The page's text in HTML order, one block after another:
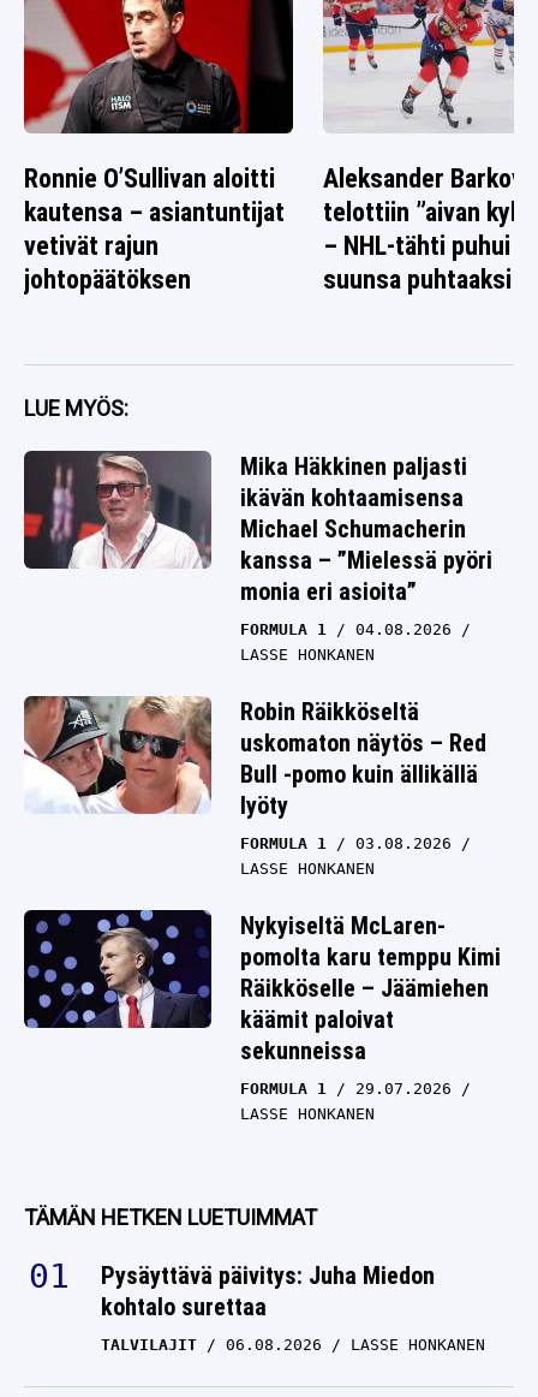
Ronnie O’Sullivan aloitti
kautensa – asiantuntijat
vetivät rajun
johtopäätöksen
Aleksander Barkov
telottiin ”aivan
– NHL-tähti puhui
suunsa puhtaaksi
LUE MYÖS:
Mika Häkkinen paljasti
ikävän kohtaamisensa
Michael Schumacherin
kanssa – ”Mielessä pyöri
monia eri asioita”
FORMULA 1
04.08.2026
LASSE HONKANEN
Robin Räikköseltä
uskomaton näytös – Red
Bull -pomo kuin ällikällä
lyöty
FORMULA 1
03.08.2026
LASSE HONKANEN
Nykyiseltä McLaren-
pomolta karu temppu Kimi
Räikköselle – Jäämiehen
käämit paloivat
sekunneissa
FORMULA 1
29.07.2026
LASSE HONKANEN
TÄMÄN HETKEN LUETUIMMAT
Pysäyttävä päivitys: Juha Miedon
kohtalo surettaa
TALVILAJIT 06.08.2026 LASSE HONKANEN